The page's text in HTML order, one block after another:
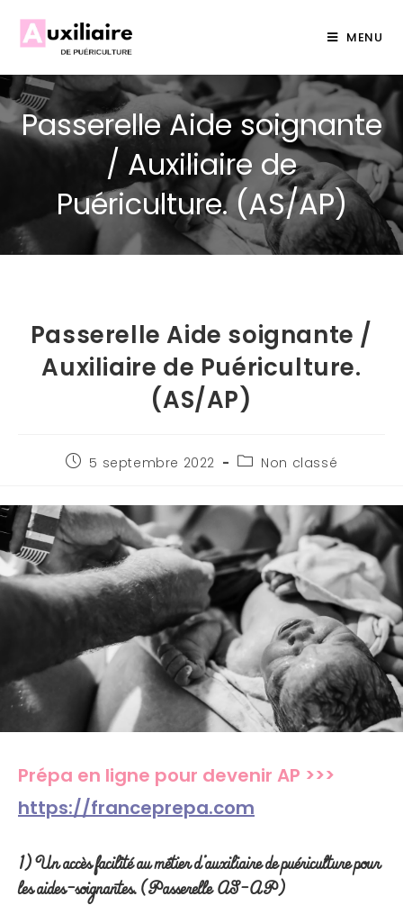
MENU
Passerelle Aide soignante
/ Auxiliaire de
Puériculture. (AS/AP)
Passerelle Aide soignante /
Auxiliaire de Puériculture.
(AS/AP)
5 septembre 2022 Non classé
Prépa en ligne pour devenir AP >>>
https://franceprepa.com
1) Un accès facilité au métier d’auxiliaire de puériculture pour
les aides-soignantes. (Passerelle AS-AP)